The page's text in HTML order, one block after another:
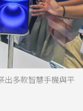
出多款智慧手機與平